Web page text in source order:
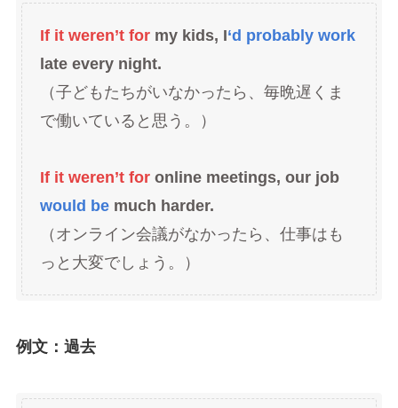
If it weren’t for my kids, I‘d probably work
late every night.
（子どもたちがいなかったら、毎晩遅くま
で働いていると思う。）
If it weren’t for online meetings, our job
would bemuch harder.
（オンライン会議がなかったら、仕事はも
っと大変でしょう。）
例文：過去